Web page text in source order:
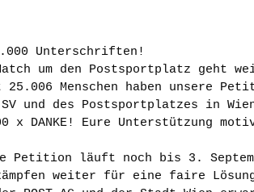
Unterschriften!
um den Postsportplatz geht
25.006 Menschen haben unsere
SV und des Postsportplatzes in
x DANKE! Eure Unterstützung
Petition läuft noch bis 3.
weiter für eine faire